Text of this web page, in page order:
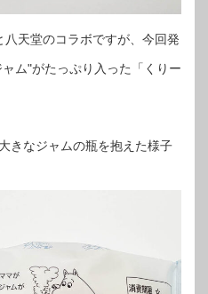
天堂のコラボですが、今回発
ム"がたっぷり入った「くりー
きなジャムの瓶を抱えた様子